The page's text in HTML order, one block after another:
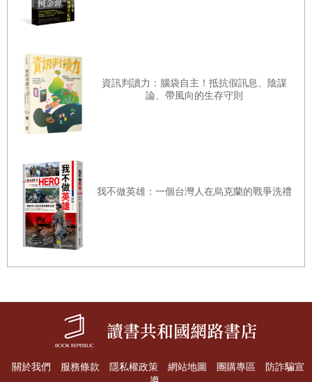
沒人願意承認起初合理發動的戰爭會淪為挫敗。一場所有人
心照不宣、為掩蓋真相的陰謀從華盛頓蔓延至喀布爾。疏忽
別在二○○三和二○一四年兩度宣布戰爭結束，然而卻只是在
現實中全然站不住腳的一廂情願。
他的第二任期即將於二○一六年結束前，他都沒能辦到。美
國人民已厭倦永無止盡的海外衝突。原本的理念幻滅之後，
許多人也開始不再關注。
那時我擔任《華盛頓郵報》的路線記者已將近七年，主要負
責五角大廈和美國軍方的相關報導。我見證了四任不同的國
防部長、五位戰爭指揮官，也曾與資深軍官一同前往阿富汗
容包含蓋達組織和其位於阿富汗、巴基斯坦、中東、北非和
我和許多記者一樣，都清楚阿富汗相當混亂。美國軍方總稱
資訊判讀力：腦袋自主！抵抗假訊息、陰謀
論、帶風向的生存守則
我不做英雄：一個台灣人在烏克蘭的戰爭洗禮
關於我們 服務條款 隱私權政策 網站地圖 團購專區
防詐騙宣